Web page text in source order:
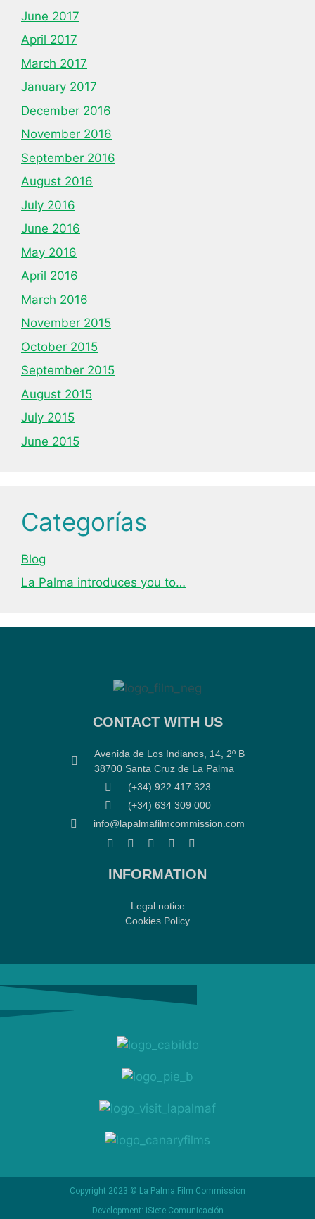
June 2017
April 2017
March 2017
January 2017
December 2016
November 2016
September 2016
August 2016
July 2016
June 2016
May 2016
April 2016
March 2016
November 2015
October 2015
September 2015
August 2015
July 2015
June 2015
Categorías
Blog
La Palma introduces you to…
CONTACT WITH US
Avenida de Los Indianos, 14, 2º B
38700 Santa Cruz de La Palma
(+34) 922 417 323
(+34) 634 309 000
info@lapalmafilmcommission.com
INFORMATION
Legal notice
Cookies Policy
Copyright 2023 © La Palma Film Commission
Development: iSiete Comunicación